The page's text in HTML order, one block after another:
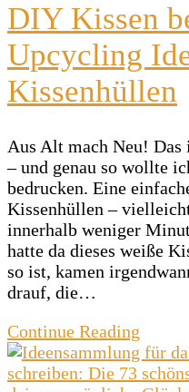
DIY Kissen
Upcycling
Kissenhüllen
Aus Alt mach Neu!
– und genau so wollte
bedrucken. Eine
Kissenhüllen –
innerhalb weniger
hatte da dieses weiße
so ist, kamen
drauf, die…
Continue Reading